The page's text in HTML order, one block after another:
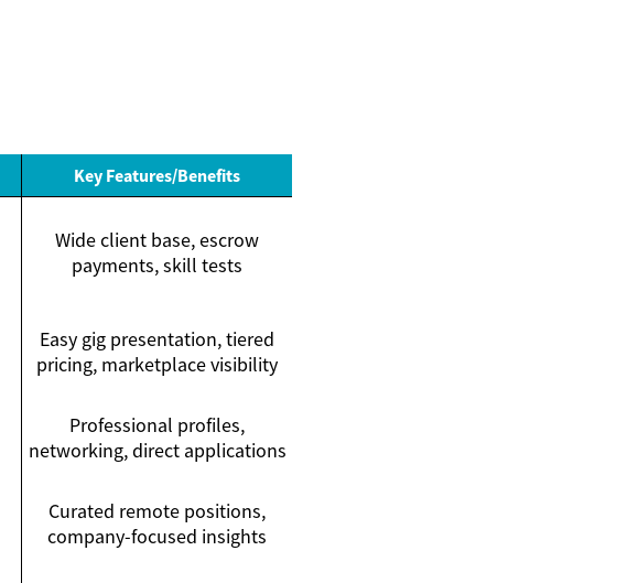
Key Features/Benefits
Wide client base, escrow
payments, skill tests
Easy gig presentation, tiered
pricing, marketplace visibility
Professional profiles,
networking, direct applications
Curated remote positions,
company-focused insights